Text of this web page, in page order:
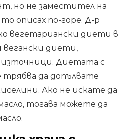
но не заместител на
описах по-горе. Д-р
вегетариански диети в
вегански диети,
Диетата с
трябва да допълвате
Ако не искате да
тогава можете да